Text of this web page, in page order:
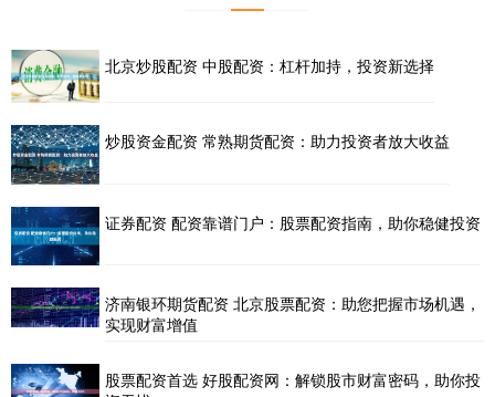
北京炒股配资 中股配资：杠杆加持，投资新选择
炒股资金配资 常熟期货配资：助力投资者放大收益
证券配资 配资靠谱门户：股票配资指南，助你稳健投资
济南银环期货配资 北京股票配资：助您把握市场机遇，
实现财富增值
股票配资首选 好股配资网：解锁股市财富密码，助你投